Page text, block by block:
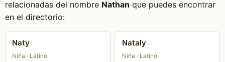
relacionadas del nombre Nathan que puedes encontrar
en el directorio:
Naty
Niña · Latino
Nataly
Niña · Latino